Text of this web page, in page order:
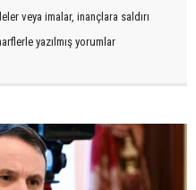
veya imalar, inançlara saldırı
yazılmış yorumlar